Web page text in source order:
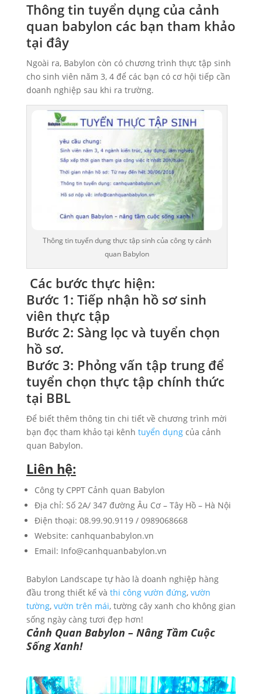
Thông tin tuyển dụng của cảnh
quan babylon các bạn tham khảo
tại đây
Ngoài ra, Babylon còn có chương trình thực tập sinh
cho sinh viên năm 3, 4 để các bạn có cơ hội tiếp cần
doanh nghiệp sau khi ra trường.
Thông tin tuyển dụng thực tập sinh của công ty cảnh
quan Babylon
Các bước thực hiện:
Bước 1: Tiếp nhận hồ sơ sinh
viên thực tập
Bước 2: Sàng lọc và tuyển chọn
hồ sơ.
Bước 3: Phỏng vấn tập trung để
tuyển chọn thực tập chính thức
tại BBL
Để biết thêm thông tin chi tiết về chương trình mời
bạn đọc tham khảo tại kênh tuyển dụngcủa cảnh
quan Babylon.
Liên hệ:
Công ty CPPT Cảnh quan Babylon
Địa chỉ: Số 2A/ 347 đường Âu Cơ – Tây Hồ – Hà Nội
Điện thoại: 08.99.90.9119 / 0989068668
Website: canhquanbabylon.vn
Email: Info@canhquanbabylon.vn
Babylon Landscape tự hào là doanh nghiệp hàng
đầu trong thiết kế và thi công vườn đứng, vườn
tường, vườn trên mái, tường cây xanh cho không gian
sống ngày càng tươi đẹp hơn!
Cảnh Quan Babylon – Nâng Tầm Cuộc
Sống Xanh!